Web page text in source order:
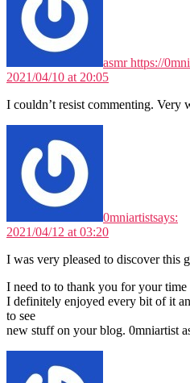
asmr https://
2021/04/10 at 20:05
I couldn’t resist commenting. Very
0mniartistsays:
2021/04/12 at 03:20
I was very pleased to discover this
I need to to thank you for your time
I definitely enjoyed every bit of it
to see
new stuff on your blog. 0mniartist